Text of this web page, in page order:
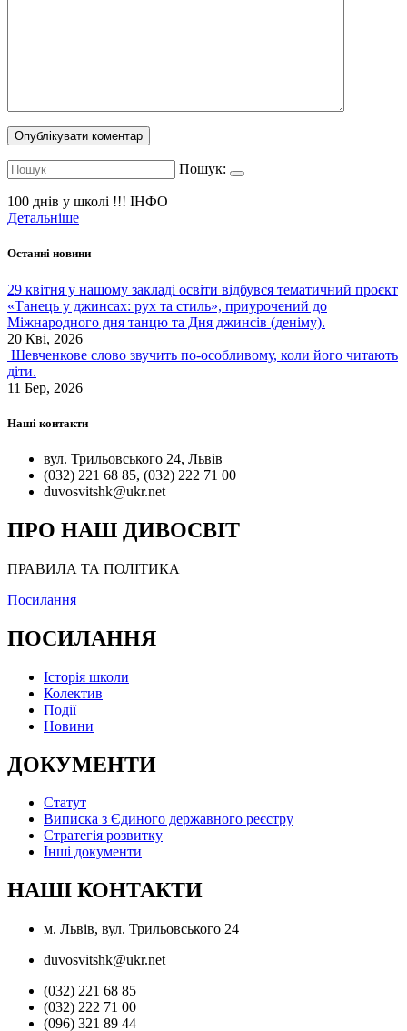
Пошук:
100 днів у школі !!! ІНФО
Детальніше
Останні новини
29 квітня у нашому закладі освіти відбувся тематичний проєкт
«Танець у джинсах: рух та стиль», приурочений до
Міжнародного дня танцю та Дня джинсів (деніму).
20 Кві, 2026
Шевченкове слово звучить по-особливому, коли його читають
діти.
11 Бер, 2026
Наші контакти
вул. Трильовського 24, Львів
(032) 221 68 85, (032) 222 71 00
duvosvitshk@ukr.net
ПРО НАШ ДИВОСВІТ
ПРАВИЛА ТА ПОЛІТИКА
Посилання
ПОСИЛАННЯ
Історія школи
Колектив
Події
Новини
ДОКУМЕНТИ
Статут
Виписка з Єдиного державного реєстру
Стратегія розвитку
Інші документи
НАШІ КОНТАКТИ
м. Львів, вул. Трильовського 24
duvosvitshk@ukr.net
(032) 221 68 85
(032) 222 71 00
(096) 321 89 44